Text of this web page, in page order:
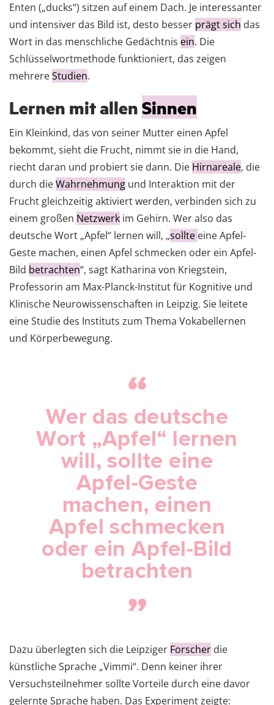
Enten („ducks“) sitzen auf einem Dach. Je interessanter
und intensiver das Bild ist, desto besser prägt sich das
Wort in das menschliche Gedächtnis ein. Die
Schlüsselwortmethode funktioniert, das zeigen
mehrereStudien.
Lernen mit allenSinnen
Ein Kleinkind, das von seiner Mutter einen Apfel
bekommt, sieht die Frucht, nimmt sie in die Hand,
riecht daran und probiert sie dann. Die Hirnareale, die
durch dieWahrnehmung und Interaktion mit der
Frucht gleichzeitig aktiviert werden, verbinden sich zu
einem großen Netzwerk im Gehirn. Wer also das
deutsche Wort „Apfel“ lernen will, „sollte eine Apfel-
Geste machen, einen Apfel schmecken oder ein Apfel-
Bild betrachten“, sagt Katharina von Kriegstein,
Professorin am Max-Planck-Institut für Kognitive und
Klinische Neurowissenschaften in Leipzig. Sie leitete
eine Studie des Instituts zum Thema Vokabellernen
und Körperbewegung.
Wer das deutsche
Wort „Apfel“ lernen
will, sollte eine
Apfel-Geste
machen, einen
Apfel schmecken
oder ein Apfel-Bild
betrachten
Dazu überlegten sich die Leipziger Forscher die
künstliche Sprache „Vimmi“. Denn keiner ihrer
Versuchsteilnehmer sollte Vorteile durch eine davor
gelernte Sprache haben. Das Experiment zeigte: